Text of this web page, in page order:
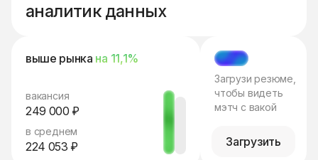
аналитик данных
выше рынка на 11,1%
вакансия
249 000 ₽
в среднем
224 053 ₽
МЭТЧ
Загрузи резюме,
чтобы видеть
мэтч с вакой
Загрузить